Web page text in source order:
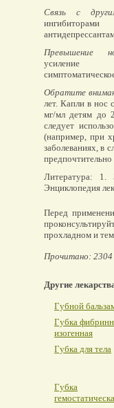
Связь с
Превышение
усиление
Обратите
лет. Капли в нос
мг/мл детям до
следует
(например, при
заболеваниях, в
предпочтительно
Литература: 1.
Энциклопедия
Перед
прохладном и
Прочитано: 2304
Другие
Губной
Губка
изогенная
Губка для тела
Губка